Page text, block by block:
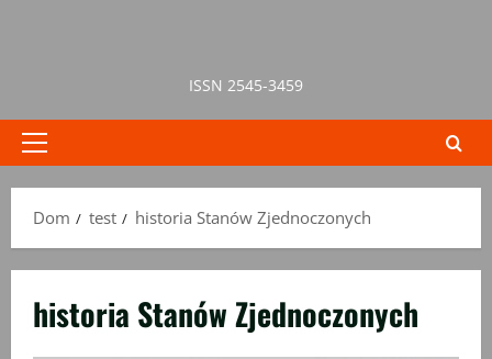
ISSN 2545-3459
Menu
Dom
test historia Stanów Zjednoczonych
historia Stanów Zjednoczonych